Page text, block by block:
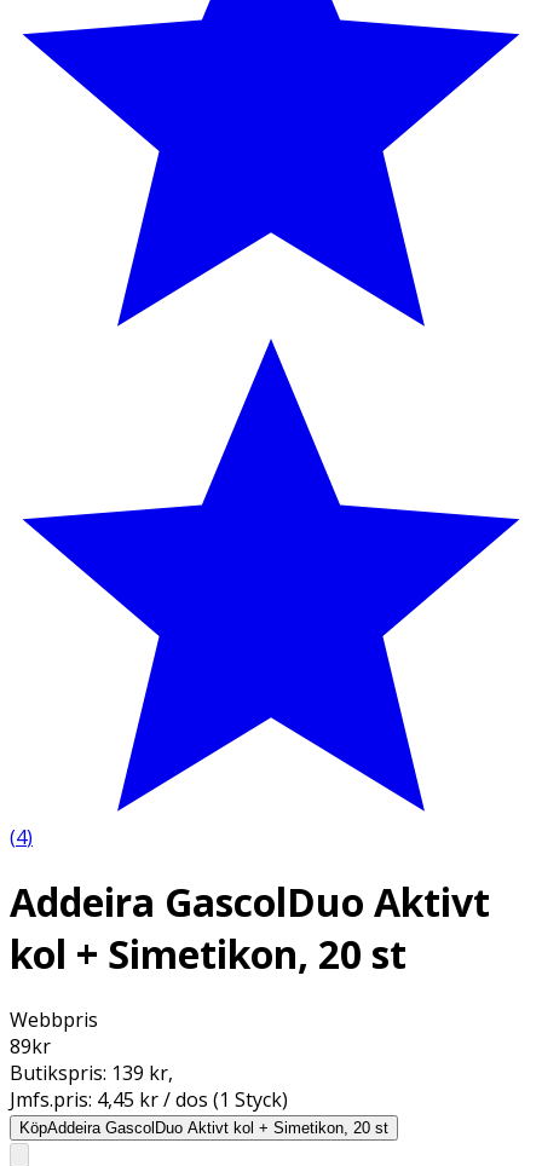
(4)
Addeira GascolDuo Aktivt
kol + Simetikon, 20 st
Webbpris
89kr
Butikspris: 139 kr,
Jmfs.pris: 4,45 kr / dos (1 Styck)
KöpAddeira GascolDuo Aktivt kol + Simetikon, 20 st